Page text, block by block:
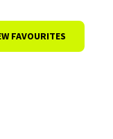
FAVOURITES